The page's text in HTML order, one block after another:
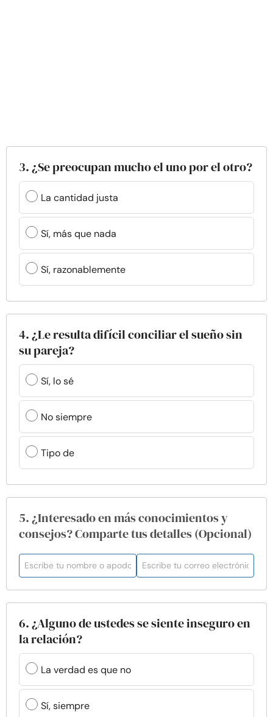
3. ¿Se preocupan mucho el uno por el otro?
La cantidad justa
Sí, más que nada
Sí, razonablemente
4. ¿Le resulta difícil conciliar el sueño sin
su pareja?
Sí, lo sé
No siempre
Tipo de
5. ¿Interesado en más conocimientos y
consejos? Comparte tus detalles (Opcional)
6. ¿Alguno de ustedes se siente inseguro en
la relación?
La verdad es que no
Sí, siempre